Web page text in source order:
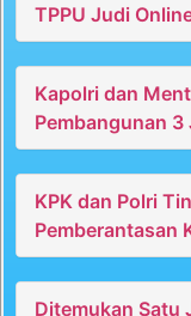
TPPU Judi
Kapolri dan
Pembangunan 3
KPK dan Polri
Pemberantasan
Ditemukan Satu